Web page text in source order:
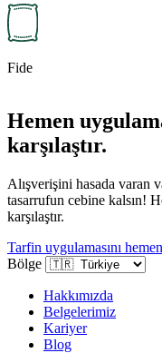
Fide
Hemen
karşılaştır.
Alışverişini hasada varan
tasarrufun cebine kalsın!
karşılaştır.
Tarfin uygulamasını
Bölge
Hakkımızda
Belgelerimiz
Kariyer
Blog